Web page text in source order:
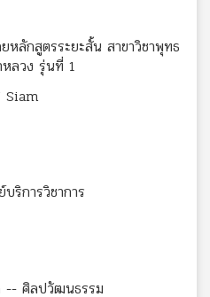
ลักสูตรระยะสั้น สาขาวิชาพุทธ
ลวง รุ่นที่ 1
Siam
ริการวิชาการ
-- ศิลปวัฒนธรรม